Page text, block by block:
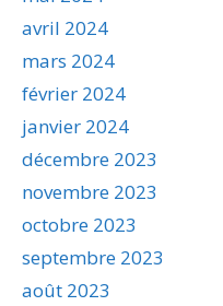
avril 2024
mars 2024
février 2024
janvier 2024
décembre 2023
novembre 2023
octobre 2023
septembre 2023
août 2023